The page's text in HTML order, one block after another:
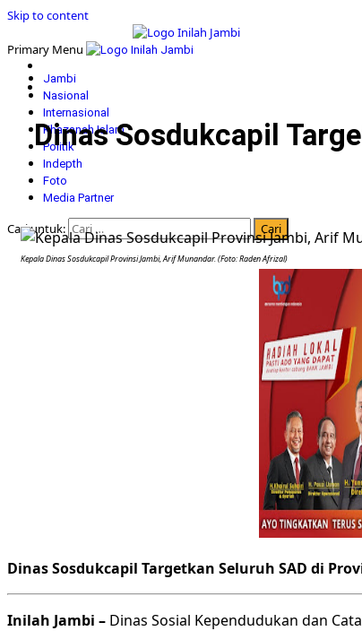
Skip to content
Primary Menu
Jambi
Nasional
Internasional
Khazanah Islam
Politik
Indepth
Foto
Media Partner
Cari untuk:
Dinas Sosdukcapil
Kepala Dinas Sosdukcapil Provinsi Jambi, Arif Munandar. (Foto: Raden Afrizal)
Dinas Sosdukcapil Targetkan Seluruh SAD di
Inilah Jambi – Dinas Sosial Kependudukan dan